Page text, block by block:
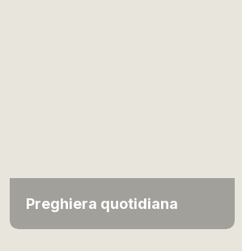
Preghiera quotidiana